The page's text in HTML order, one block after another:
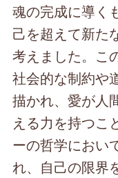
魂の完成に導く
己を超えて新た
考えました。こ
社会的な制約や
描かれ、愛が人
える力を持つこ
ーの哲学におい
れ、自己の限界